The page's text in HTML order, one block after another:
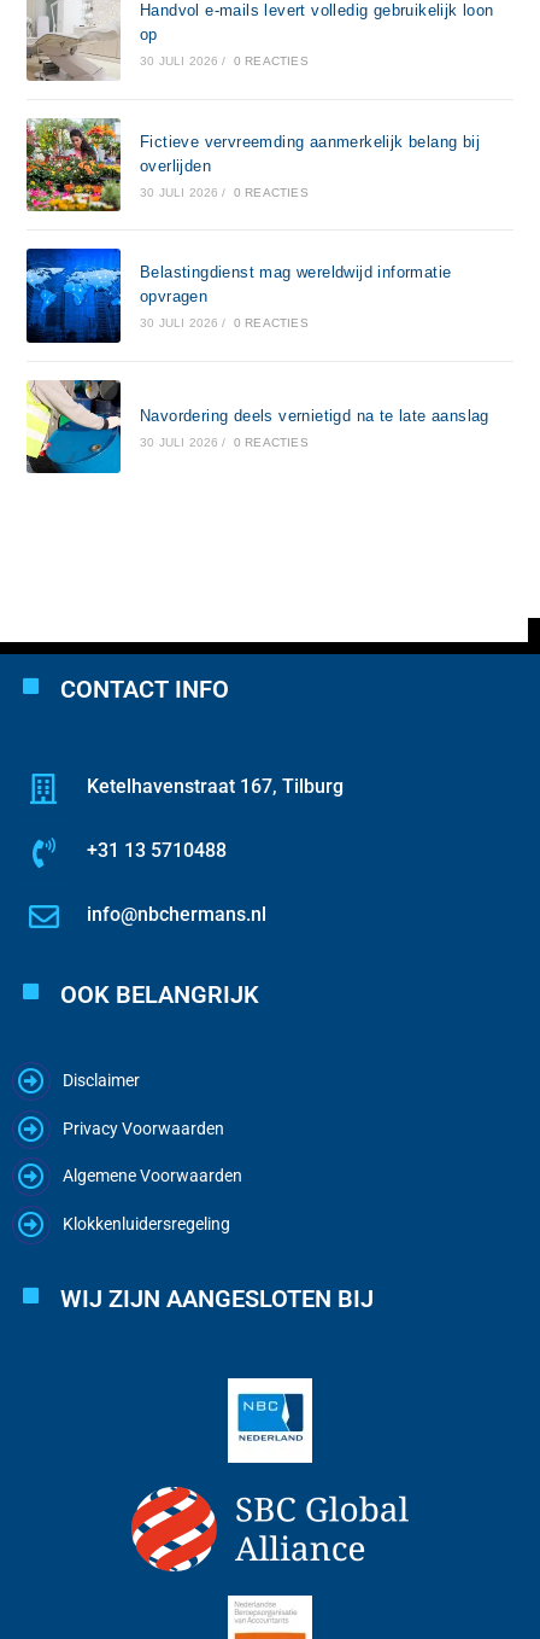
Handvol e-mails levert volledig gebruikelijk loon
op
30 JULI 2026 / 0 REACTIES
Fictieve vervreemding aanmerkelijk belang bij
overlijden
30 JULI 2026 / 0 REACTIES
Belastingdienst mag wereldwijd informatie
opvragen
30 JULI 2026 / 0 REACTIES
Navordering deels vernietigd na te late aanslag
30 JULI 2026 / 0 REACTIES
CONTACT INFO
Ketelhavenstraat 167, Tilburg
+31 13 5710488
info@nbchermans.nl
OOK BELANGRIJK
Disclaimer
Privacy Voorwaarden
Algemene Voorwaarden
Klokkenluidersregeling
WIJ ZIJN AANGESLOTEN BIJ